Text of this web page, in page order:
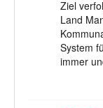
Ziel
Land
System
immer